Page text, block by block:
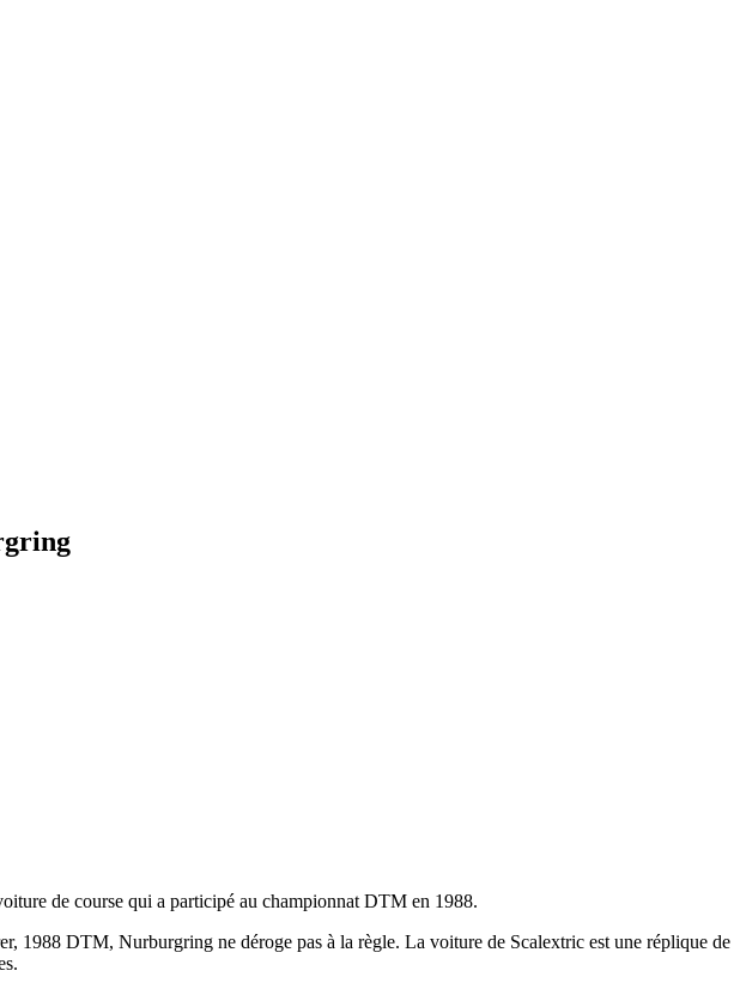
de course qui a participé au championnat DTM en 1988.
1988 DTM, Nurburgring ne déroge pas à la règle. La voiture de Scalextric est une réplique de